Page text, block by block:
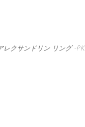
レクサンドリン リング -